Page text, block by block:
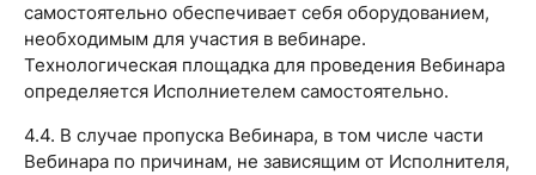
самостоятельно обеспечивает себя оборудованием,
необходимым для участия в вебинаре.
Технологическая площадка для проведения Вебинара
определяется Исполниетелем самостоятельно.
4.4. В случае пропуска Вебинара, в том числе части
Вебинара по причинам, не зависящим от Исполнителя,